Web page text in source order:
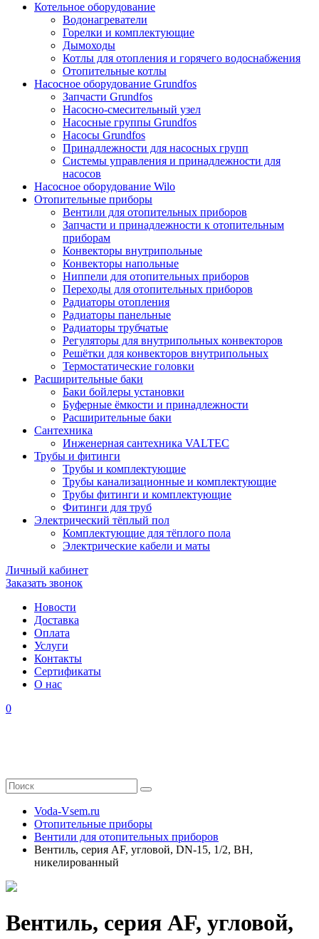
Котельное оборудование
Водонагреватели
Горелки и комплектующие
Дымоходы
Котлы для отопления и горячего водоснабжения
Отопительные котлы
Насосное оборудование Grundfos
Запчасти Grundfos
Насосно-смесительный узел
Насосные группы Grundfos
Насосы Grundfos
Принадлежности для насосных групп
Системы управления и принадлежности для
насосов
Насосное оборудование Wilo
Отопительные приборы
Вентили для отопительных приборов
Запчасти и принадлежности к отопительным
приборам
Конвекторы внутрипольные
Конвекторы напольные
Ниппели для отопительных приборов
Переходы для отопительных приборов
Радиаторы отопления
Радиаторы панельные
Радиаторы трубчатые
Регуляторы для внутрипольных конвекторов
Решётки для конвекторов внутрипольных
Термостатические головки
Расширительные баки
Баки бойлеры установки
Буферные ёмкости и принадлежности
Расширительные баки
Сантехника
Инженерная сантехника VALTEC
Трубы и фитинги
Трубы и комплектующие
Трубы канализационные и комплектующие
Трубы фитинги и комплектующие
Фитинги для труб
Электрический тёплый пол
Комплектующие для тёплого пола
Электрические кабели и маты
Личный кабинет
Заказать звонок
Новости
Доставка
Оплата
Услуги
Контакты
Cертификаты
О нас
0
Voda-Vsem.ru
Отопительные приборы
Вентили для отопительных приборов
Вентиль, серия AF, угловой, DN-15, 1/2, ВН,
никелированный
Вентиль, серия AF, угловой,